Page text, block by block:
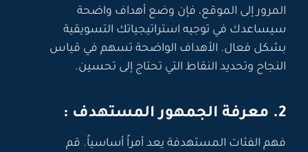
المرور إلى الموقع، فإن وضع أهداف واضحة
سيساعدك في توجيه استراتيجياتك التسويقية
بشكل فعال. الأهداف الواضحة تسهم في قياس
النجاح وتحديد النقاط التي تحتاج إلى تحسين.
2. معرفة الجمهور المستهدف :
فهم الفئات المستهدفة يعد أمراً أساسياً. قم